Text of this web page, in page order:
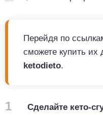
Перейдя по
сможете купить их
ketodieto.
1 Сделайте кето-